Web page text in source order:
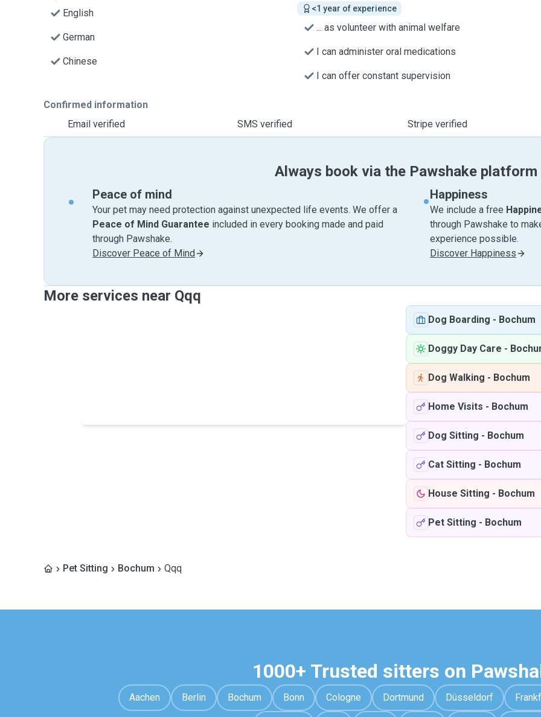
English
German
Chinese
<1 year of experience
... as volunteer with animal welfare
I can administer oral medications
I can offer constant supervision
Confirmed information
Email verified
SMS verified Stripe verified
Always book via the Pawshake platform
Peace of mind
Your pet may need protection against unexpected life events. We offer a
Peace of Mind Guarantee included in every booking made and paid
through Pawshake.
Discover Peace of Mind
Happiness
We include a free
through Pawshake to
experience possible.
Discover Happiness
More services near Qqq
Dog Boarding - Bochum
Doggy Day Care -
Dog Walking - Bochum
Home Visits - Bochum
Dog Sitting - Bochum
Cat Sitting - Bochum
House Sitting - Bochum
Pet Sitting - Bochum
Pet Sitting Bochum Qqq
1000+ Trusted sitters on
Aachen Berlin Bochum Bonn Cologne Dortmund Düsseldorf